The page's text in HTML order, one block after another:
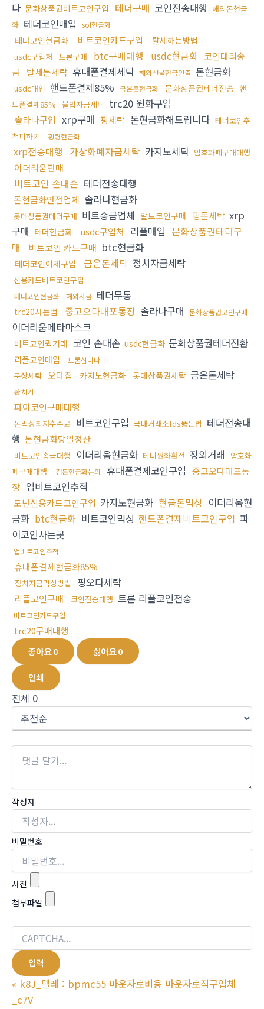
다 문화상품권비트코인구입 테더구매 코인전송대행 해외돈현금
화 테더코인매입 sol현금화
테더코인현금화 비트코인카드구입 탈세하는방법
usdc구입처 트론구매 btc구매대행 usdc현금화 코인대리송
금
탈세돈세탁 휴대폰결제세탁 해외선물현금인출 돈현금화
usdc매입 핸드폰결제85% 금은돈현금화 문화상품권테더전송 핸
드폰결제85% 불법자금세탁 trc20 원화구입
솔라나구입 xrp구매 핑세탁 돈현금화해드립니다 테더코인추
척피하기
횡령현금화
xrp전송대행 가상화폐자금세탁 카지노세탁 암호화폐구매대행
이더리움판매
비트코인 손대손 테더전송대행
돈현금화안전업체 솔라나현금화
롯데상품권테더구매 비트송금업체 알트코인구매 핑돈세탁 xrp
구매 테더현금화 usdc구입처 리플매입 문화상품권테더구
매
비트코인 카드구매 btc현금화
테더코인이체구입 금은돈세탁 정치자금세탁
신용카드비트코인구입
테더코인현금화 해외자금 테더무통
trc20사는법 중고오다대포통장 솔라나구매 문화상품권코인구매
이더리움메타마스크
비트코인퀵거래 코인 손대손 usdc현금화 문화상품권테더전환
리플코인매입 트론삽니다
문상세탁 오다집 카지노현금화 롯데상품권세탁 금은돈세탁
환치기
파이코인구매대행
돈믹싱최저수수료 비트코인구입 국내거래소fds뚫는법 테더전송대
행 돈현금화당일정산
비트코인송금대행 이더리움현금화 테더원화환전 장외거래
암호화
폐구매대행
검돈현금화문의 휴대폰결제코인구입 중고오다대포통
장 업비트코인추적
도난신용카드코인구입 카지노현금화 현금돈믹싱 이더리움현
금화 btc현금화 비트코인믹싱 핸드폰결제비트코인구입 파
이코인사는곳
업비트코인추적
휴대폰결제현금화85%
정치자금믹싱방법 핑오다세탁
리플코인구매 코인전송대행 트론 리플코인전송
비트코인카드구입
trc20구매대행
좋아요0 싫어요0
인쇄
전체 0
작성자
비밀번호
사진
첨부파일
« k8J_텔레 : bpmc55 마운자로비용 마운자로직구업체
_c7V